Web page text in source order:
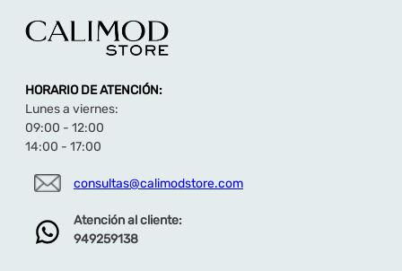
HORARIO DE ATENCIÓN:
Lunes a viernes:
09:00 - 12:00
14:00 - 17:00
consultas@calimodstore.com
Atención al cliente:
949259138